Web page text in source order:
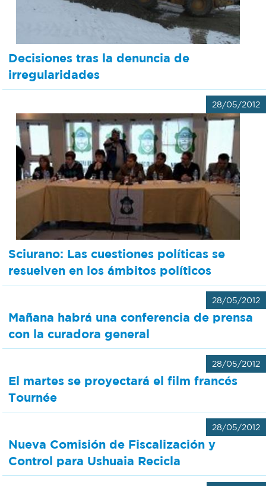
Decisiones tras la denuncia de
irregularidades
28/05/2012
Sciurano: Las cuestiones políticas se
resuelven en los ámbitos políticos
28/05/2012
Mañana habrá una conferencia de prensa
con la curadora general
28/05/2012
El martes se proyectará el film francés
Tournée
28/05/2012
Nueva Comisión de Fiscalización y
Control para Ushuaia Recicla